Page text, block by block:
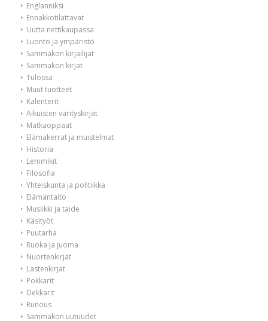
Englanniksi
Ennakkotilattavat
Uutta nettikaupassa
Luonto ja ympäristö
Sammakon kirjailijat
Sammakon kirjat
Tulossa
Muut tuotteet
Kalenterit
Aikuisten värityskirjat
Matkaoppaat
Elämäkerrat ja muistelmat
Historia
Lemmikit
Filosofia
Yhteiskunta ja politiikka
Elämäntaito
Musiikki ja taide
Käsityöt
Puutarha
Ruoka ja juoma
Nuortenkirjat
Lastenkirjat
Pokkarit
Dekkarit
Runous
Sammakon uutuudet